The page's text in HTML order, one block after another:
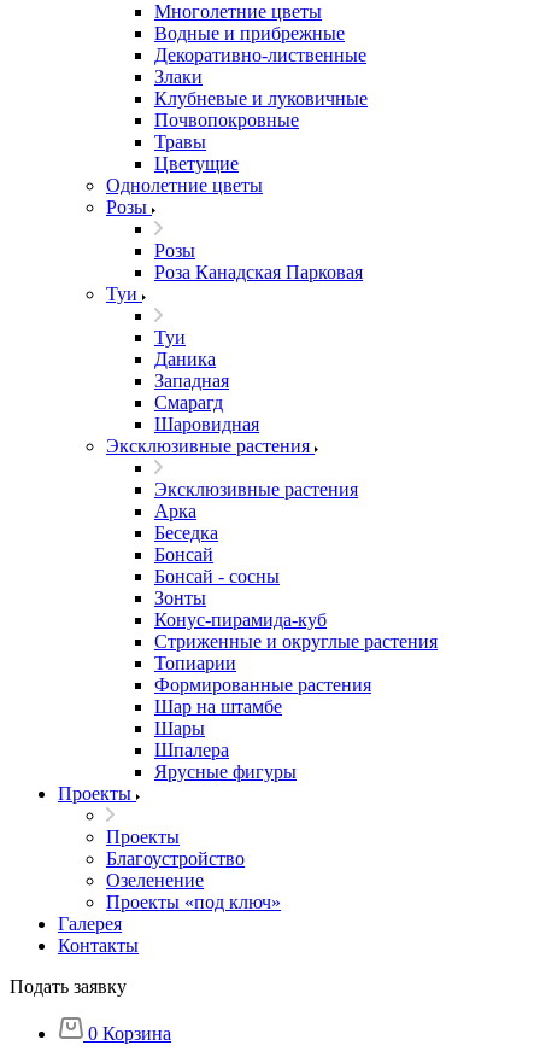
Многолетние цветы
Водные и прибрежные
Декоративно-лиственные
Злаки
Клубневые и луковичные
Почвопокровные
Травы
Цветущие
Однолетние цветы
Розы
Розы
Роза Канадская Парковая
Туи
Туи
Даника
Западная
Смарагд
Шаровидная
Эксклюзивные растения
Эксклюзивные растения
Арка
Беседка
Бонсай
Бонсай - сосны
Зонты
Конус-пирамида-куб
Стриженные и округлые растения
Топиарии
Формированные растения
Шар на штамбе
Шары
Шпалера
Ярусные фигуры
Проекты
Проекты
Благоустройство
Озеленение
Проекты «под ключ»
Галерея
Контакты
Подать заявку
0 Корзина